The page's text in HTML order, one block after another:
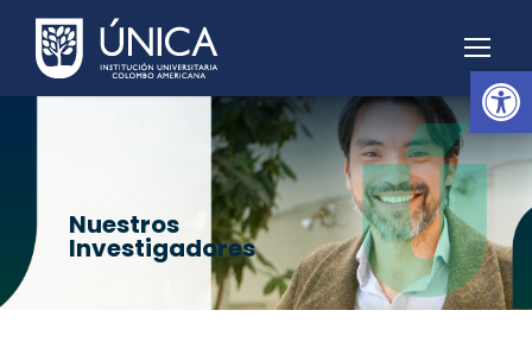
Abrir barra de herramientas
Nuestros
Investigadores